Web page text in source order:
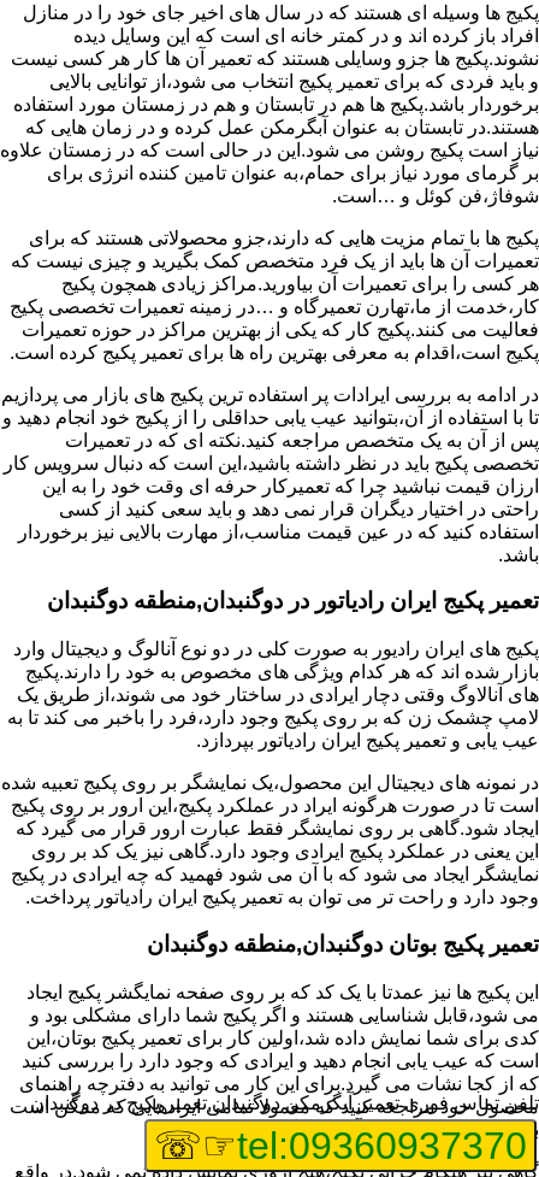
پکیج ها وسیله ای هستند که در سال های اخیر جای خود را در منازل
افراد باز کرده اند و در کمتر خانه ای است که این وسایل دیده
نشوند.پکیج ها جزو وسایلی هستند که تعمیر آن ها کار هر کسی نیست
و باید فردی که برای تعمیر پکیج انتخاب می شود،از توانایی بالایی
برخوردار باشد.پکیج ها هم در تابستان و هم در زمستان مورد استفاده
هستند.در تابستان به عنوان آبگرمکن عمل کرده و در زمان هایی که
نیاز است پکیج روشن می شود.این در حالی است که در زمستان علاوه
بر گرمای مورد نیاز برای حمام،به عنوان تامین کننده انرژی برای
شوفاژ،فن کوئل و …است.
پکیج ها با تمام مزیت هایی که دارند،جزو محصولاتی هستند که برای
تعمیرات آن ها باید از یک فرد متخصص کمک بگیرید و چیزی نیست که
هر کسی را برای تعمیرات آن بیاورید.مراکز زیادی همچون پکیج
کار،خدمت از ما،تهارن تعمیرگاه و …در زمینه تعمیرات تخصصی پکیج
فعالیت می کنند.پکیج کار که یکی از بهترین مراکز در حوزه تعمیرات
پکیج است،اقدام به معرفی بهترین راه ها برای تعمیر پکیج کرده است.
در ادامه به بررسی ایرادات پر استفاده ترین پکیج های بازار می پردازیم
تا با استفاده از آن،بتوانید عیب یابی حداقلی را از پکیج خود انجام دهید و
پس از آن به یک متخصص مراجعه کنید.نکته ای که در تعمیرات
تخصصی پکیج باید در نظر داشته باشید،این است که دنبال سرویس کار
ارزان قیمت نباشید چرا که تعمیرکار حرفه ای وقت خود را به این
راحتی در اختیار دیگران قرار نمی دهد و باید سعی کنید از کسی
استفاده کنید که در عین قیمت مناسب،از مهارت بالایی نیز برخوردار
باشد.
تعمیر پکیج ایران رادیاتور در دوگنبدان,منطقه دوگنبدان
پکیج های ایران رادیور به صورت کلی در دو نوع آنالوگ و دیجیتال وارد
بازار شده اند که هر کدام ویژگی های مخصوص به خود را دارند.پکیج
های آنالاوگ وقتی دچار ایرادی در ساختار خود می شوند،از طریق یک
لامپ چشمک زن که بر روی پکیج وجود دارد،فرد را باخبر می کند تا به
عیب یابی و تعمیر پکیج ایران رادیاتور بپردازد.
در نمونه های دیجیتال این محصول،یک نمایشگر بر روی پکیج تعبیه شده
است تا در صورت هرگونه ایراد در عملکرد پکیج،این ارور بر روی پکیج
ایجاد شود.گاهی بر روی نمایشگر فقط عبارت ارور قرار می گیرد که
این یعنی در عملکرد پکیج ایرادی وجود دارد.گاهی نیز یک کد بر روی
نمایشگر ایجاد می شود که با آن می شود فهمید که چه ایرادی در پکیج
وجود دارد و راحت تر می توان به تعمیر پکیج ایران رادیاتور پرداخت.
تعمیر پکیج بوتان دوگنبدان,منطقه دوگنبدان
این پکیج ها نیز عمدتا با یک کد که بر روی صفحه نمایگشر پکیج ایجاد
می شود،قابل شناسایی هستند و اگر پکیج شما دارای مشکلی بود و
کدی برای شما نمایش داده شد،اولین کار برای تعمیر پکیج بوتان،این
است که عیب یابی انجام دهید و ایرادی که وجود دارد را بررسی کنید
که از کجا نشات می گیرد.برای این کار می توانید به دفترچه راهنمای
محصول خود مراجعه کنید که معمولا تمامی ایرادهایی که ممکن است
برای پکیج پیش بیاید در آن قرار گرفته است.
گاهی نیز هنگام خرابی پکیج،هیچ اروری نمایش داده نمی شود.در واقع
تلفن تماس فوریتعمیر آبگرمکن دوگنبدان,تعمیر پکیج در دوگنبدان
tel:09360937370
☞☏